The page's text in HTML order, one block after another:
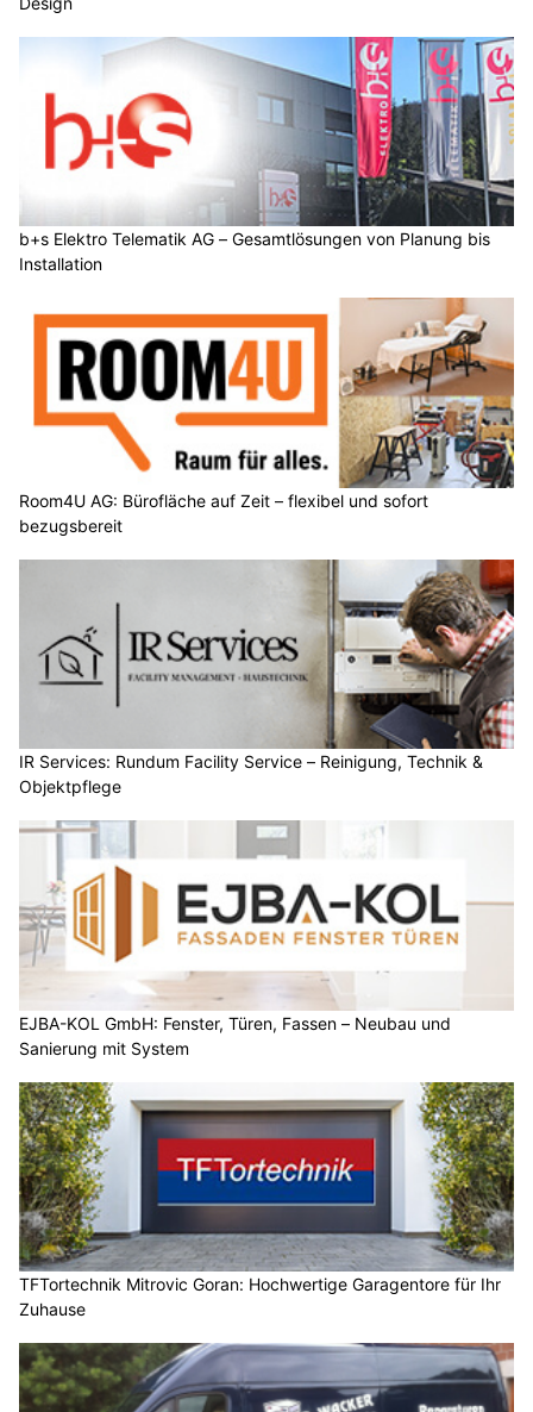
b+s Elektro Telematik AG – Gesamtlösungen von Planung bis
Installation
Room4U AG: Bürofläche auf Zeit – flexibel und sofort
bezugsbereit
IR Services: Rundum Facility Service – Reinigung, Technik &
Objektpflege
EJBA-KOL GmbH: Fenster, Türen, Fassen – Neubau und
Sanierung mit System
TFTortechnik Mitrovic Goran: Hochwertige Garagentore für Ihr
Zuhause